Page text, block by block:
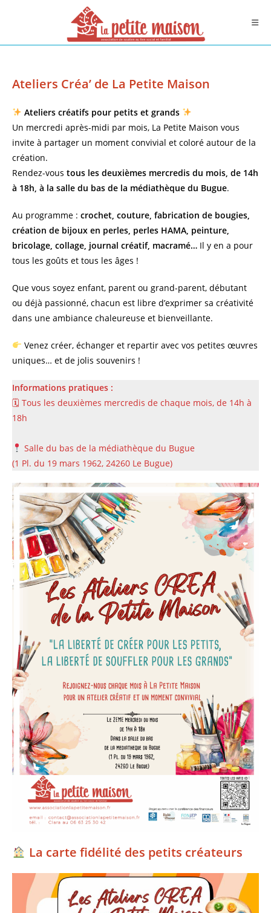
Ateliers Créa’ de La Petite Maison
Ateliers créatifs pour petits et grands
Un mercredi après-midi par mois, La Petite Maison vous
invite à partager un moment convivial et coloré autour de la
création.
Rendez-vous tous les deuxièmes mercredis du mois, de 14h
à 18h, à la salle du bas de la médiathèque du Bugue.
Au programme : crochet, couture, fabrication de bougies,
création de bijoux en perles, perles HAMA, peinture,
bricolage, collage, journal créatif, macramé… Il y en a pour
tous les goûts et tous les âges !
Que vous soyez enfant, parent ou grand-parent, débutant
ou déjà passionné, chacun est libre d’exprimer sa créativité
dans une ambiance chaleureuse et bienveillante.
Venez créer, échanger et repartir avec vos petites œuvres
uniques… et de jolis souvenirs !
Informations pratiques :
🗓 Tous les deuxièmes mercredis de chaque mois, de 14h à
18h
Salle du bas de la médiathèque du Bugue
(1 Pl. du 19 mars 1962, 24260 Le Bugue)
La carte fidélité des petits créateurs